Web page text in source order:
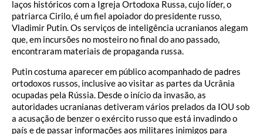
laços históricos com a Igreja Ortodoxa Russa, cujo líder, o
patriarca Cirilo, é um fiel apoiador do presidente russo,
Vladimir Putin. Os serviços de inteligência ucranianos alegam
que, em incursões no mosteiro no final do ano passado,
encontraram materiais de propaganda russa.
Putin costuma aparecer em público acompanhado de padres
ortodoxos russos, inclusive ao visitar as partes da Ucrânia
ocupadas pela Rússia. Desde o início da invasão, as
autoridades ucranianas detiveram vários prelados da IOU sob
a acusação de benzer o exército russo que está invadindo o
país e de passar informações aos militares inimigos para